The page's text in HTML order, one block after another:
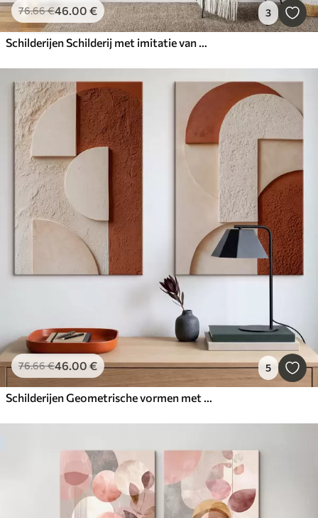
76.66€46.00 € 3
Schilderijen Schilderij met imitatie van grote tropische bladeren
76.66€46.00 € 5
Schilderijen Geometrische vormen met een reliëfstructuur